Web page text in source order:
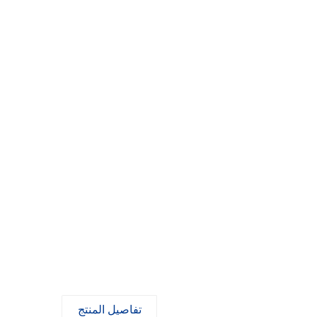
تفاصيل المنتج